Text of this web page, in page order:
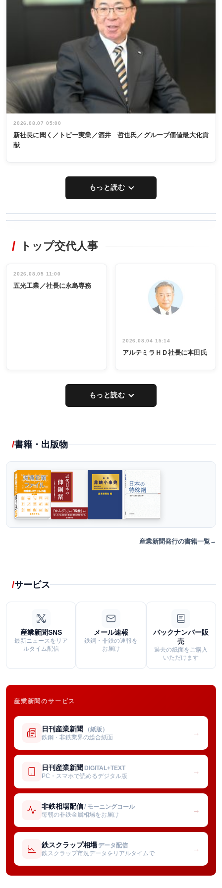
2026.08.07 05:00
新社長に聞く／トピー実業／酒井 哲也氏／グループ価値最大化貢
献
もっと読む
非鉄業界で
インタビュ
ー／社内ア
タックトレー
祝う 業界関
係者ら220人
出席
トップ交代人事
2026.08.05 11:00
五光工業／社長に永島専務
2026.08.04 15:14
アルテミラＨＤ社長に本田氏
もっと読む
書籍・出版物
産業新聞発行の書籍一覧
サービス
産業新聞SNS
最新ニュースをリア
ルタイム配信
メール速報
鉄鋼・非鉄の速報を
お届け
バックナンバー販
売
過去の紙面をご購入
いただけます
産業新聞のサービス
日刊産業新聞 （紙版）
鉄鋼・非鉄業界の総合紙面
→
日刊産業新聞 DIGITAL+TEXT
PC・スマホで読めるデジタル版
→
非鉄相場配信/ モーニングコール
毎朝の非鉄金属相場をお届け
→
鉄スクラップ相場 データ配信
鉄スクラップ市況データをリアルタイムで
→